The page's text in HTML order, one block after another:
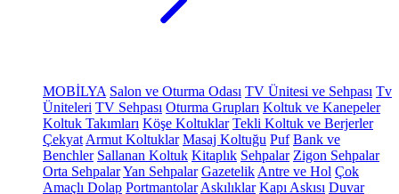
MOBİLYA Salon ve Oturma Odası TV Ünitesi ve Sehpası Tv
Üniteleri TV Sehpası Oturma Grupları Koltuk ve Kanepeler
Koltuk Takımları Köşe Koltuklar Tekli Koltuk ve Berjerler
Çekyat Armut Koltuklar Masaj Koltuğu Puf Bank ve
Benchler Sallanan Koltuk Kitaplık Sehpalar Zigon Sehpalar
Orta SehpalarYan Sehpalar Gazetelik Antre ve Hol Çok
Amaçlı Dolap Portmantolar Askılıklar Kapı Askısı Duvar